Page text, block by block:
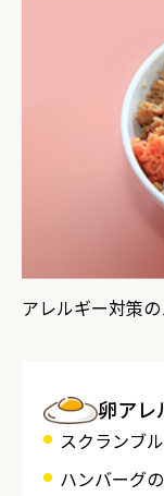
アレルギー対策
卵アレ
スクランブ
ハンバーグ